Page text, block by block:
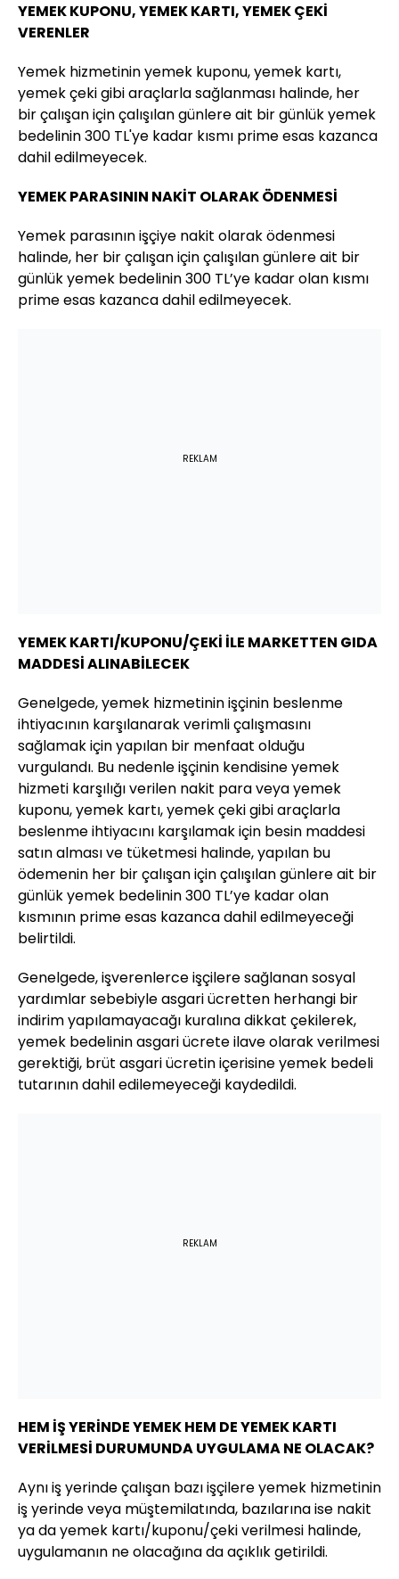
YEMEK KUPONU, YEMEK KARTI, YEMEK ÇEKİ
VERENLER
Yemek hizmetinin yemek kuponu, yemek kartı,
yemek çeki gibi araçlarla sağlanması halinde, her
bir çalışan için çalışılan günlere ait bir günlük yemek
bedelinin 300 TL'ye kadar kısmı prime esas kazanca
dahil edilmeyecek.
YEMEK PARASININ NAKİT OLARAK ÖDENMESİ
Yemek parasının işçiye nakit olarak ödenmesi
halinde, her bir çalışan için çalışılan günlere ait bir
günlük yemek bedelinin 300 TL’ye kadar olan kısmı
prime esas kazanca dahil edilmeyecek.
REKLAM
YEMEK KARTI/KUPONU/ÇEKİ İLE MARKETTEN GIDA
MADDESİ ALINABİLECEK
Genelgede, yemek hizmetinin işçinin beslenme
ihtiyacının karşılanarak verimli çalışmasını
sağlamak için yapılan bir menfaat olduğu
vurgulandı. Bu nedenle işçinin kendisine yemek
hizmeti karşılığı verilen nakit para veya yemek
kuponu, yemek kartı, yemek çeki gibi araçlarla
beslenme ihtiyacını karşılamak için besin maddesi
satın alması ve tüketmesi halinde, yapılan bu
ödemenin her bir çalışan için çalışılan günlere ait bir
günlük yemek bedelinin 300 TL’ye kadar olan
kısmının prime esas kazanca dahil edilmeyeceği
belirtildi.
Genelgede, işverenlerce işçilere sağlanan sosyal
yardımlar sebebiyle asgari ücretten herhangi bir
indirim yapılamayacağı kuralına dikkat çekilerek,
yemek bedelinin asgari ücrete ilave olarak verilmesi
gerektiği, brüt asgari ücretin içerisine yemek bedeli
tutarının dahil edilemeyeceği kaydedildi.
REKLAM
HEM İŞ YERİNDE YEMEK HEM DE YEMEK KARTI
VERİLMESİ DURUMUNDA UYGULAMA NE OLACAK?
Aynı iş yerinde çalışan bazı işçilere yemek hizmetinin
iş yerinde veya müştemilatında, bazılarına ise nakit
ya da yemek kartı/kuponu/çeki verilmesi halinde,
uygulamanın ne olacağına da açıklık getirildi.